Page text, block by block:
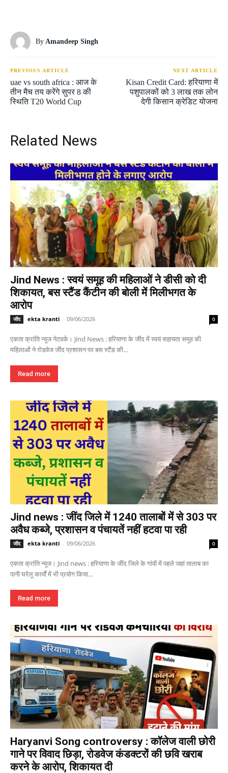
By Amandeep Singh
PREVIOUS ARTICLE
uae vs south africa : आज के
तीन मैच तय करेंगे सुपर 8 की
स्थिति T20 World Cup
NEXT ARTICLE
Kisan Credit Card: हरियाणा में
पशुपालकों को 3 लाख तक लोन
देगी किसान क्रेडिट योजना
Related News
Jind News : स्वयं समूह की महिलाओं ने डीसी को दी
शिकायत, बस स्टैंड कैंटीन की बोली में मिलीभगत के
आरोप
जींद ekta kranti - 09/06/2026 0
एकता क्रांति न्यूज नेटवर्क। Jind News : हरियाणा के जींद में स्वयं सहायता समूह की
महिलाओं ने रोडवेज जींद प्रशासन पर बस स्टैंड की...
Read more
Jind news : जींद जिले में 1240 तालाबों में से 303 पर
अवैध कब्जे, प्रशासन व पंचायतें नहीं हटवा पा रही
जींद ekta kranti - 09/06/2026 0
एकता क्रांति न्यूज। Jind news : हरियाणा के जींद जिले के गांवों में पहले जहां तालाब का
पानी घरेलू कार्यों में भी प्रयोग किया...
Read more
Haryanvi Song controversy : कॉलेज वाली छोरी
गाने पर विवाद छिड़ा, रोडवेज कंडक्टरों की छवि खराब
करने के आरोप, शिकायत दी